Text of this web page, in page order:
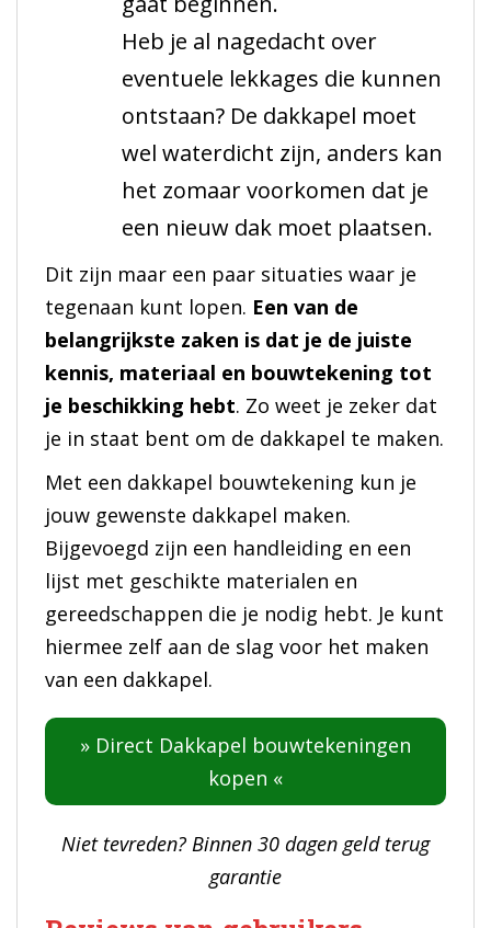
Heb je al nagedacht over
eventuele lekkages die kunnen
ontstaan? De dakkapel moet
wel waterdicht zijn, anders kan
het zomaar voorkomen dat je
een nieuw dak moet plaatsen.
Dit zijn maar een paar situaties waar je
tegenaan kunt lopen. Een van de
belangrijkste zaken is dat je de juiste
kennis, materiaal en bouwtekening tot
je beschikking hebt. Zo weet je zeker dat
je in staat bent om de dakkapel te maken.
Met een dakkapel bouwtekening kun je
jouw gewenste dakkapel maken.
Bijgevoegd zijn een handleiding en een
lijst met geschikte materialen en
gereedschappen die je nodig hebt. Je kunt
hiermee zelf aan de slag voor het maken
van een dakkapel.
» Direct Dakkapel bouwtekeningen
kopen «
Niet tevreden? Binnen 30 dagen geld terug
garantie